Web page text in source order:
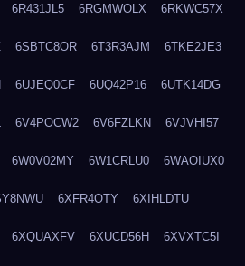
6R431JL5 6RGMWOLX 6RKWC57X
6SBTC8OR 6T3R3AJM 6TKE2JE3
6UJEQ0CF 6UQ42P16 6UTK14DG
6V4POCW2 6V6FZLKN 6VJVHI57
6W0V02MY 6W1CRLU0 6WAOIUX0
6XFR4OTY 6XIHLDTU
6XQUAXFV 6XUCD56H 6XVXTC5I